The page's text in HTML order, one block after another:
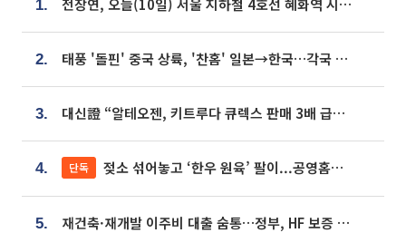
1. 전장연, 오늘(10일) 서울 지하철 4호선 혜화역 시위…1호선 용산역 무정차
2. 태풍 '돌핀' 중국 상륙, '찬홈' 일본→한국…각국 기상청 예상 경로는?
3. 대신證 “알테오젠, 키트루다 큐렉스 판매 3배 급증…목표가 41만원 상향”
4. 단독 젖소 섞어놓고 ‘한우 원육’ 팔이...공영홈쇼핑 표기·검증 구멍
5. 재건축·재개발 이주비 대출 숨통…정부, HF 보증 신설 추진